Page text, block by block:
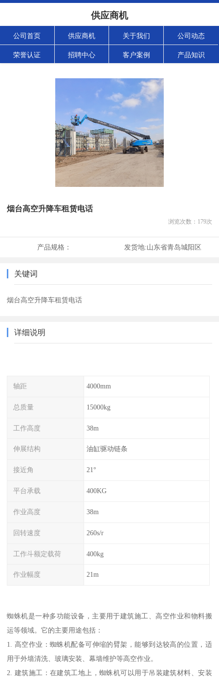
供应商机
公司首页 供应商机 关于我们 公司动态
荣誉认证 招聘中心 客户案例 产品知识
烟台高空升降车租赁电话
浏览次数： 179次
产品规格： 发货地:山东省青岛城阳区
关键词
烟台高空升降车租赁电话
详细说明
轴距 4000mm
总质量 15000kg
工作高度 38m
伸展结构 油缸驱动链条
接近角 21°
平台承载 400KG
作业高度 38m
回转速度 260s/r
工作斗额定载荷 400kg
作业幅度 21m
蜘蛛机是一种多功能设备，主要用于建筑施工、高空作业和物料搬
运等领域。它的主要用途包括：
1. 高空作业：蜘蛛机配备可伸缩的臂架，能够到达较高的位置，适
用于外墙清洗、玻璃安装、幕墙维护等高空作业。
2. 建筑施工：在建筑工地上，蜘蛛机可以用于吊装建筑材料、安装